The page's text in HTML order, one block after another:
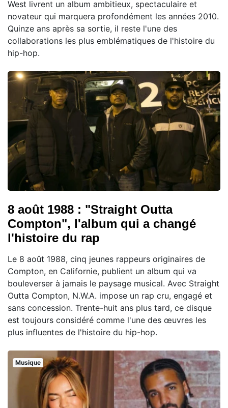
West livrent un album ambitieux, spectaculaire et
novateur qui marquera profondément les années 2010.
Quinze ans après sa sortie, il reste l'une des
collaborations les plus emblématiques de l'histoire du
hip-hop.
8 août 1988 : "Straight Outta
Compton", l'album qui a changé
l'histoire du rap
Le 8 août 1988, cinq jeunes rappeurs originaires de
Compton, en Californie, publient un album qui va
bouleverser à jamais le paysage musical. Avec Straight
Outta Compton, N.W.A. impose un rap cru, engagé et
sans concession. Trente-huit ans plus tard, ce disque
est toujours considéré comme l'une des œuvres les
plus influentes de l'histoire du hip-hop.
Musique